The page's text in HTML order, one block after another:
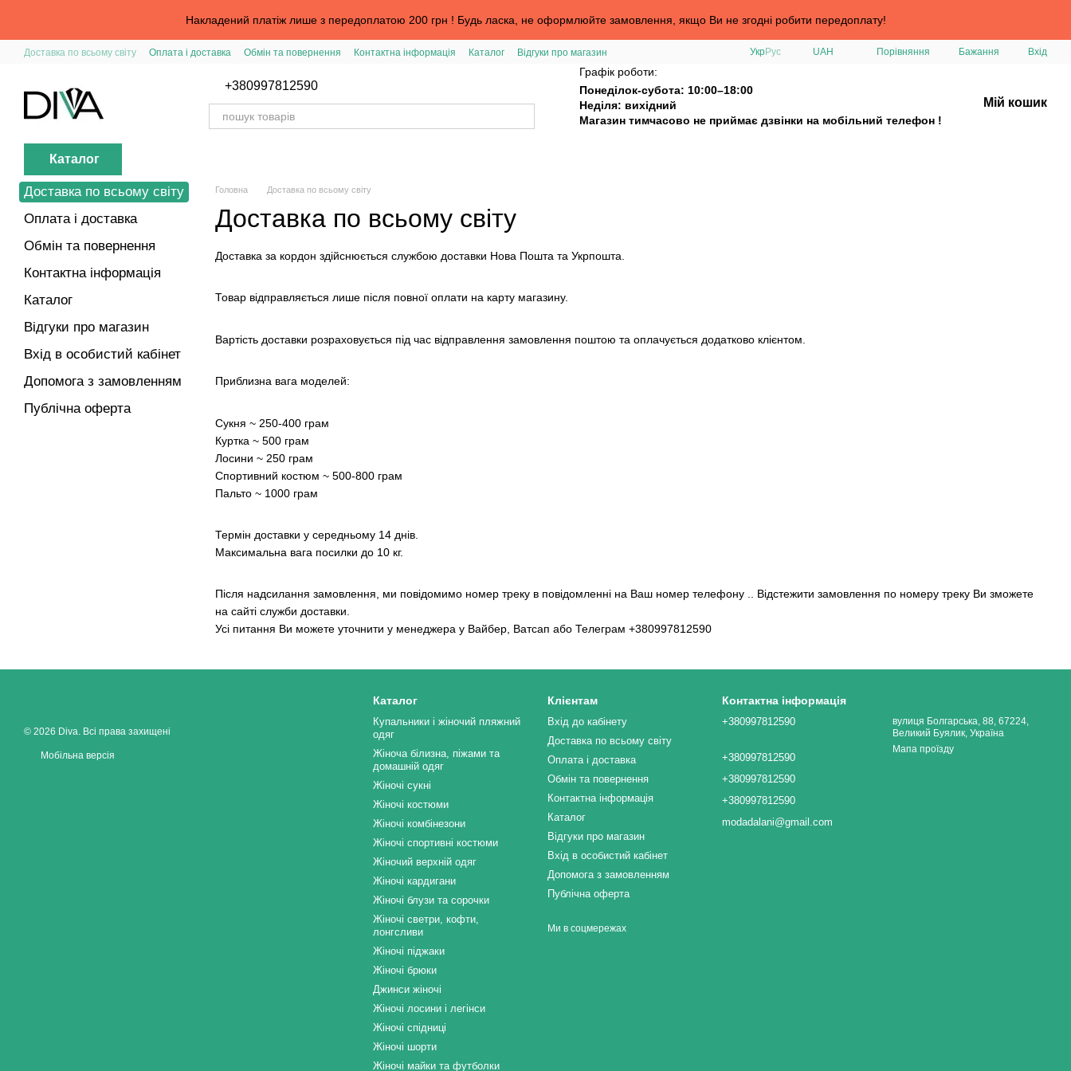
Накладений платіж лише з передоплатою 200 грн ! Будь ласка, не оформлюйте замовлення, якщо Ви не згодні робити передоплату!
Доставка по всьому світу Оплата і доставка Обмін та повернення Контактна інформація Каталог
Відгуки про магазин
УкрРус UAH Порівняння Бажання Вхід
+380997812590
Графік роботи:
Понеділок-субота: 10:00–18:00
Неділя: вихідний
Магазин тимчасово не приймає дзвінки на мобільний телефон !
Мій кошик
Каталог
Головна Доставка по всьому світу
Доставка по всьому світу
Доставка за кордон здійснюється службою доставки Нова Пошта та Укрпошта.
Товар відправляється лише після повної оплати на карту магазину.
Вартість доставки розраховується під час відправлення замовлення поштою та оплачується додатково клієнтом.
Приблизна вага моделей:
Сукня ~ 250-400 грам
Куртка ~ 500 грам
Лосини ~ 250 грам
Спортивний костюм ~ 500-800 грам
Пальто ~ 1000 грам
Термін доставки у середньому 14 днів.
Максимальна вага посилки до 10 кг.
Після надсилання замовлення, ми повідомимо номер треку в повідомленні на Ваш номер телефону .. Відстежити замовлення по номеру треку Ви зможете
на сайті служби доставки.
Усі питання Ви можете уточнити у менеджера у Вайбер, Ватсап або Телеграм +380997812590
Доставка по всьому світу
Оплата і доставка
Обмін та повернення
Контактна інформація
Каталог
Відгуки про магазин
Вхід в особистий кабінет
Допомога з замовленням
Публічна оферта
© 2026 Diva. Всі права захищені
Мобільна версія
Каталог
Купальники і жіночий пляжний
одяг
Жіноча білизна, піжами та
домашній одяг
Жіночі сукні
Жіночі костюми
Жіночі комбінезони
Жіночі спортивні костюми
Жіночий верхній одяг
Жіночі кардигани
Жіночі блузи та сорочки
Жіночі светри, кофти,
лонгсливи
Жіночі піджаки
Жіночі брюки
Джинси жіночі
Жіночі лосини і легінси
Жіночі спідниці
Жіночі шорти
Жіночі майки та футболки
Клієнтам
Вхід до кабінету
Доставка по всьому світу
Оплата і доставка
Обмін та повернення
Контактна інформація
Каталог
Відгуки про магазин
Вхід в особистий кабінет
Допомога з замовленням
Публічна оферта
Ми в соцмережах
Контактна інформація
+380997812590
+380997812590
+380997812590
+380997812590
modadalani@gmail.com
вулиця Болгарська, 88, 67224,
Великий Буялик, Україна
Мапа проїзду